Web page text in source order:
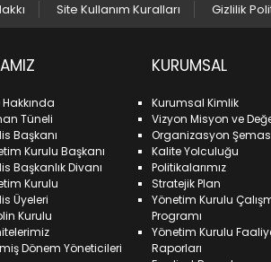
Site Kullanım Kuralları Gizlilik
Hakkında
Tüneli
Başkanı
Kurulu Başkanı
Başkanlık Divanı
Kurulu
Üyeleri
Kurulu
Dönem Yöneticileri
KURUMSAL
Kurumsal Kimlik
Vizyon Misyon ve
Organizasyon
Kalite Yolculuğu
Politikalarımız
Stratejik Plan
Yönetim Kurulu
Programı
Yönetim Kurulu
Raporları